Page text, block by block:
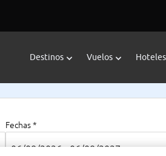
Destinos Vuelos Hoteles
Fechas *
06/08/2026 - 06/08/2027